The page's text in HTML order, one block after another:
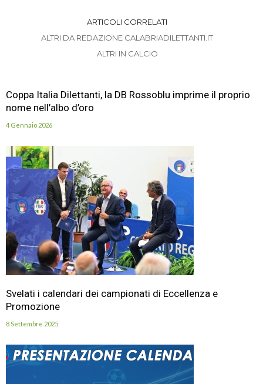
ARTICOLI CORRELATI
ALTRI DA REDAZIONE CALABRIADILETTANTI.IT
ALTRI IN CALCIO
Coppa Italia Dilettanti, la DB Rossoblu imprime il proprio
nome nell’albo d’oro
4 Gennaio 2026
Svelati i calendari dei campionati di Eccellenza e
Promozione
8 Settembre 2025